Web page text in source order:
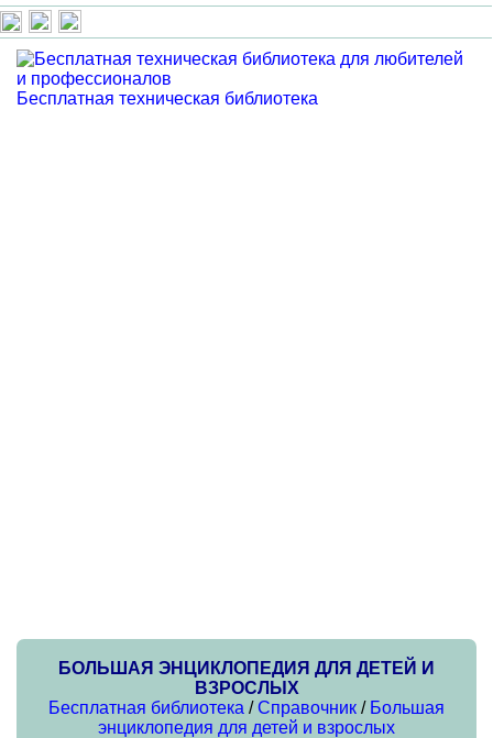
Бесплатная техническая библиотека
БОЛЬШАЯ ЭНЦИКЛОПЕДИЯ ДЛЯ ДЕТЕЙ И
ВЗРОСЛЫХ
Бесплатная библиотека /Справочник / Большая
энциклопедия для детей и взрослых